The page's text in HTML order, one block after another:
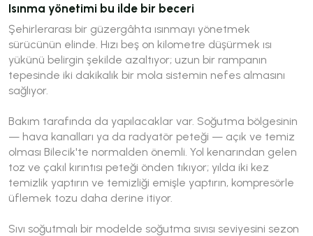
Isınma yönetimi bu ilde bir beceri
Şehirlerarası bir güzergâhta ısınmayı yönetmek
sürücünün elinde. Hızı beş on kilometre düşürmek ısı
yükünü belirgin şekilde azaltıyor; uzun bir rampanın
tepesinde iki dakikalık bir mola sistemin nefes almasını
sağlıyor.
Bakım tarafında da yapılacaklar var. Soğutma bölgesinin
— hava kanalları ya da radyatör peteği — açık ve temiz
olması Bilecik'te normalden önemli. Yol kenarından gelen
toz ve çakıl kırıntısı peteği önden tıkıyor; yılda iki kez
temizlik yaptırın ve temizliği emişle yaptırın, kompresörle
üflemek tozu daha derine itiyor.
Sıvı soğutmalı bir modelde soğutma sıvısı seviyesini sezon